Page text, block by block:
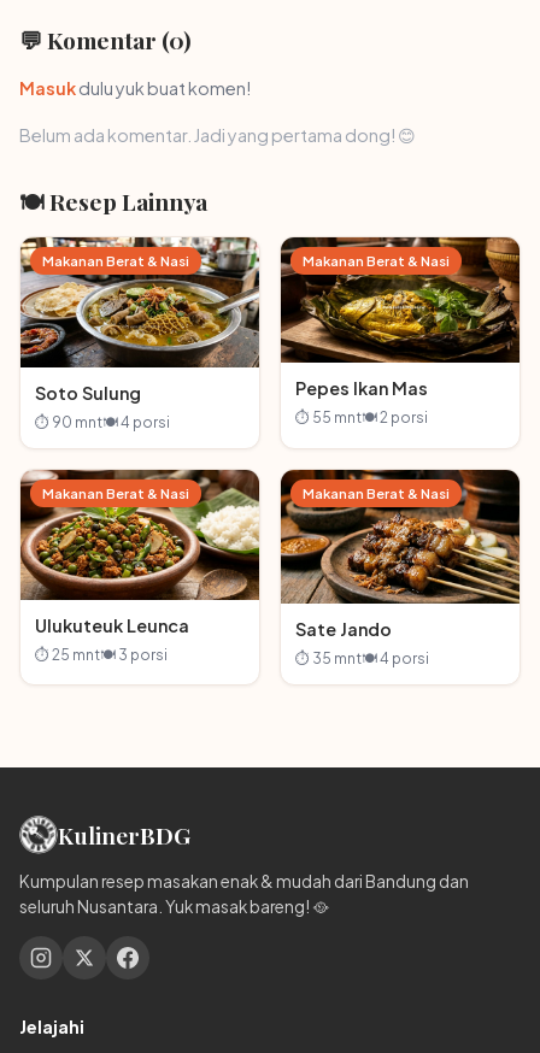
💬 Komentar (0)
Masukdulu yuk buat komen!
Belum ada komentar. Jadi yang pertama dong! 😊
🍽 Resep Lainnya
Makanan Berat & Nasi
Soto Sulung
⏱ 90 mnt🍽 4 porsi
Makanan Berat & Nasi
Pepes Ikan Mas
⏱ 55 mnt🍽 2 porsi
Makanan Berat & Nasi
Ulukuteuk Leunca
⏱ 25 mnt🍽 3 porsi
Makanan Berat & Nasi
Sate Jando
⏱ 35 mnt🍽 4 porsi
KulinerBDG
Kumpulan resep masakan enak & mudah dari Bandung dan
seluruh Nusantara. Yuk masak bareng! 🥘
Jelajahi